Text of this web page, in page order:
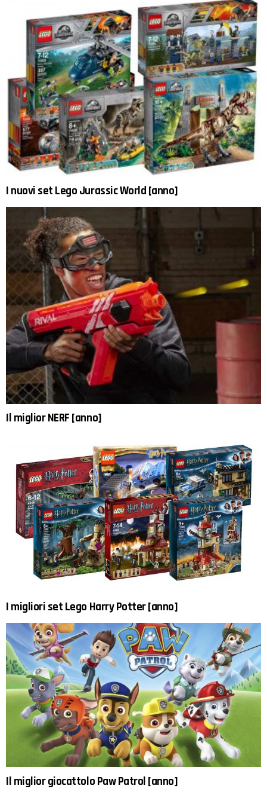
I nuovi set Lego Jurassic World [anno]
Il miglior NERF [anno]
I migliori set Lego Harry Potter [anno]
Il miglior giocattolo Paw Patrol [anno]